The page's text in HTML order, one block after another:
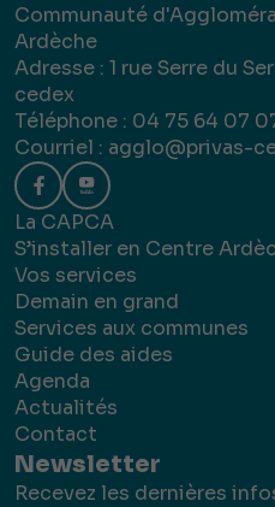
Communauté
Ardèche
Adresse : 1 rue Serre du
cedex
Téléphone : 04 75 64 07
Courriel : agglo@privas-
La CAPCA
S’installer en Centre
Vos services
Demain en grand
Services aux communes
Guide des aides
Agenda
Actualités
Contact
Newsletter
Recevez les dernières